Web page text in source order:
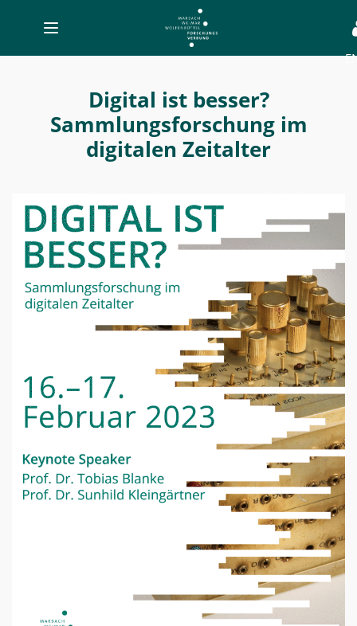
Toggle
navigation
MWW-
Forschung
Digital ist besser?
Sammlungsforschung im
digitalen Zeitalter